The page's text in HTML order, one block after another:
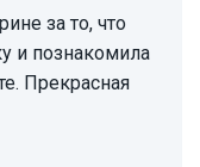
и познакомила
Прекрасная